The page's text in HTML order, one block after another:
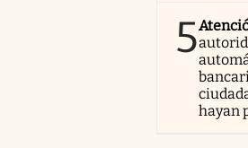
5
hayan